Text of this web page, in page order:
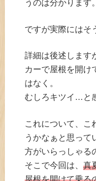
うのは分かります。
ですが実際にはそ
詳細は後述します
カーで屋根を開け
はなく。
むしろキツイ…と
これについて、こ
うかなぁと思って
方がいらっしゃる
そこで今回は、 真